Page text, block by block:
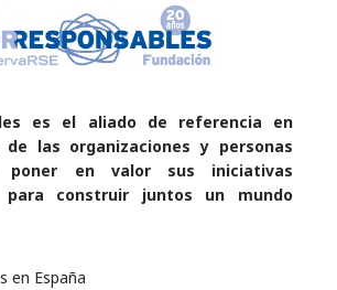
es el aliado de referencia en
de las organizaciones y personas
poner en valor sus iniciativas
para construir juntos un mundo
en España